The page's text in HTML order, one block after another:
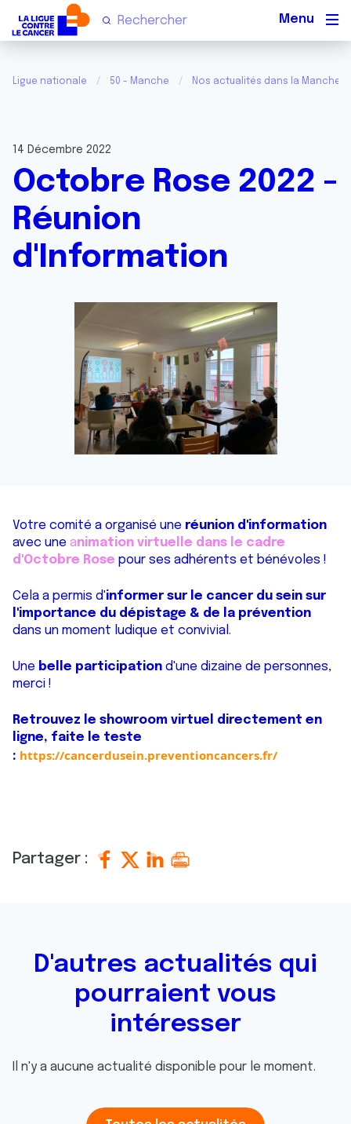
Ligue nationale 50 - Manche Nos actualités dans la Manche
14 Décembre 2022
Octobre Rose 2022 -
Réunion
d'Information
Votre comité a organisé une réunion d'information
avec une animation virtuelle dans le cadre
d'Octobre Rose pour ses adhérents et bénévoles !
Cela a permis d'informer sur le cancer du sein sur
l'importance du dépistage & de la prévention
dans un moment ludique et convivial.
Une belle participation d'une dizaine de personnes,
merci !
Retrouvez le showroom virtuel directement en
ligne, faite le teste
: https://cancerdusein.preventioncancers.fr/
Partager :
D'autres actualités qui
pourraient vous
intéresser
Il n'y a aucune actualité disponible pour le moment.